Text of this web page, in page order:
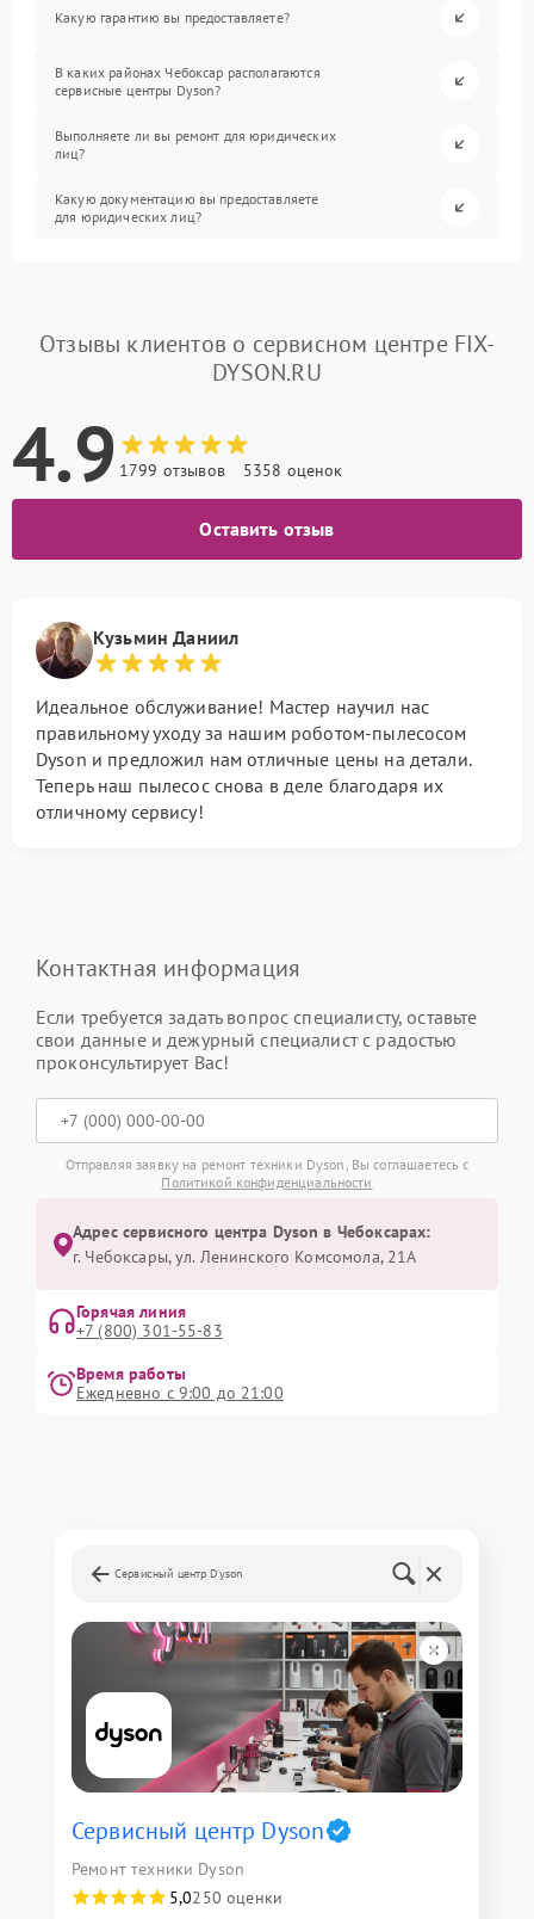
Какую гарантию вы предоставляете?
В каких районах Чебоксар располагаются
сервисные центры Dyson?
Выполняете ли вы ремонт для юридических
лиц?
Какую документацию вы предоставляете
для юридических лиц?
Отзывы клиентов о сервисном центре FIX-
DYSON.RU
4.9 1799 отзывов 5358 оценок
Оставить отзыв
Кузьмин Даниил
Идеальное обслуживание! Мастер научил нас
правильному уходу за нашим роботом-пылесосом
Dyson и предложил нам отличные цены на детали.
Теперь наш пылесос снова в деле благодаря их
отличному сервису!
Контактная информация
Если требуется задать вопрос специалисту, оставьте
свои данные и дежурный специалист с радостью
проконсультирует Вас!
Отправляя заявку на ремонт техники Dyson, Вы соглашаетесь с
Политикой конфиденциальности
Адрес сервисного центра Dyson в Чебоксарах:
г. Чебоксары, ул. Ленинского Комсомола, 21А
Горячая линия
+7 (800) 301-55-83
Время работы
Ежедневно с 9:00 до 21:00
Сервисный центр Dyson
Сервисный центр Dyson
Ремонт техники Dyson
5,0250 оценки